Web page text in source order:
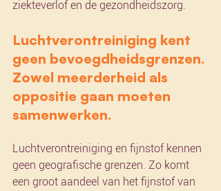
ziekteverlof en de gezondheidszorg.
Luchtverontreiniging kent
geen bevoegdheidsgrenzen.
Zowel meerderheid als
oppositie gaan moeten
samenwerken.
Luchtverontreiniging en fijnstof kennen
geen geografische grenzen. Zo komt
een groot aandeel van het fijnstof van